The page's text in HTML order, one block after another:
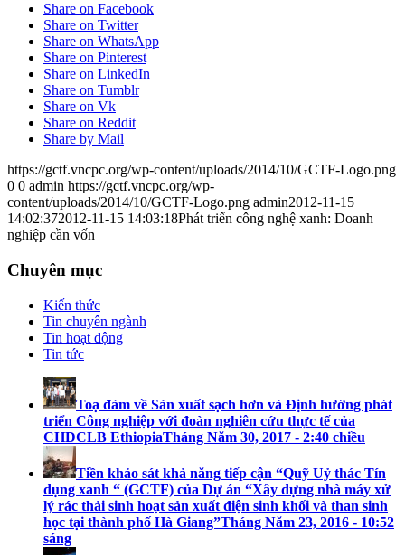
Share on Facebook
Share on Twitter
Share on WhatsApp
Share on Pinterest
Share on LinkedIn
Share on Tumblr
Share on Vk
Share on Reddit
Share by Mail
https://gctf.vncpc.org/wp-content/uploads/2014/10/GCTF-Logo.png
0 0 admin https://gctf.vncpc.org/wp-
content/uploads/2014/10/GCTF-Logo.png admin2012-11-15
14:02:372012-11-15 14:03:18Phát triển công nghệ xanh: Doanh
nghiệp cần vốn
Chuyên mục
Kiến thức
Tin chuyên ngành
Tin hoạt động
Tin tức
Toạ đàm về Sản xuất sạch hơn và Định hướng phát
triển Công nghiệp với đoàn nghiên cứu thực tế của
CHDCLB EthiopiaTháng Năm 30, 2017 - 2:40 chiều
Tiền khảo sát khả năng tiếp cận “Quỹ Uỷ thác Tín
dụng xanh “ (GCTF) của Dự án “Xây dựng nhà máy xử
lý rác thải sinh hoạt sản xuất điện sinh khối và than sinh
học tại thành phố Hà Giang”Tháng Năm 23, 2016 - 10:52
sáng